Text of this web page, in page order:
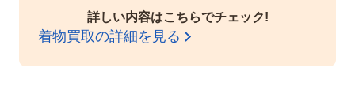
詳しい内容はこちらでチェック!
着物買取の詳細を見る